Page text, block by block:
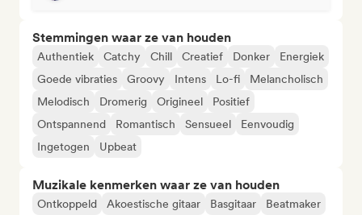
Stemmingen waar ze van houden
Authentiek Catchy Chill Creatief Donker
Energiek
Goede vibraties
Groovy Intens Lo-fi
Melancholisch
Melodisch
Dromerig Origineel
Positief
Ontspannend
Romantisch Sensueel
Eenvoudig
Ingetogen
Upbeat
Muzikale kenmerken waar ze van houden
Ontkoppeld Akoestische gitaar Basgitaar Beatmaker